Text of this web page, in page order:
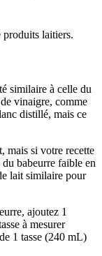
produits laitiers.
similaire à celle du
vinaigre, comme
distillé, mais ce
mais si votre recette
babeurre faible en
lait similaire pour
ajoutez 1
à mesurer
1 tasse (240 mL)